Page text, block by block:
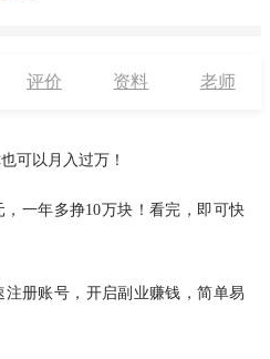
评价 资料 老师
可以月入过万！
，一年多挣10万块！看完，即可快
册账号，开启副业赚钱，简单易